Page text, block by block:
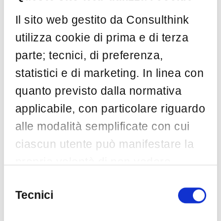
Il sito web gestito da Consulthink
utilizza cookie di prima e di terza
parte; tecnici, di preferenza,
statistici e di marketing. In linea con
quanto previsto dalla normativa
applicabile, con particolare riguardo
alle modalità semplificate con cui
ciascun utente può manifestare la
propria volontà di non vedere
tipologie di cookie non necessari,
delTecnici
by Consulthink Ago 7 2
Categorie
ASSINTEL
Awareness(2)
Big Data(1)
Blockchain(1)